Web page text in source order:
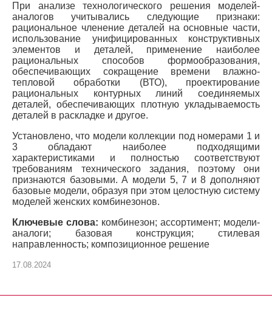
При анализе технологического решения моделей-
аналогов учитывались следующие признаки:
рациональное членение деталей на основные части,
использование унифицированных конструктивных
элементов и деталей, применение наиболее
рациональных способов формообразования,
обеспечивающих сокращение времени влажно-
тепловой обработки (ВТО), проектирование
рациональных контурных линий соединяемых
деталей, обеспечивающих плотную укладываемость
деталей в раскладке и другое.
Установлено, что модели коллекции под номерами 1 и
3 обладают наиболее подходящими
характеристиками и полностью соответствуют
требованиям технического задания, поэтому они
признаются базовыми. А модели 5, 7 и 8 дополняют
базовые модели, образуя при этом целостную систему
моделей женских комбинезонов.
Ключевые слова: комбинезон; ассортимент; модели-
аналоги; базовая конструкция; стилевая
направленность; композиционное решение
17.08.2024